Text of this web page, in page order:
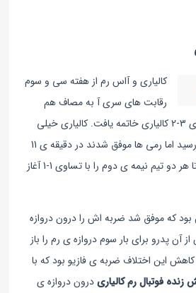
کالیاری و آاس رم از هفته سی و سوم
رقابت های سری آ به مصاف هم
رفتند که این دیدار با برتری 3-2 کالیاری خاتمه یافت. کالیاری خیلی
زود در دقیقه ی 4 به گل رسید اما رمی ها موفق شدند در دقیقه ی 11
کار را به تساوی بکشانند تا هر دو تیم نیمه ی دوم را با تساوی 1-1 آغاز
بود که موفق شد ضربه اش را درون دروازه
پدرو برای بار سوم دروازه ی رم را باز
این اختلاف ضربه ی فازیو بود که با
فوتبال رم کالیاریدرون دروازه ی